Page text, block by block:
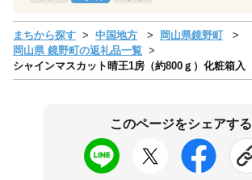
まちから探す 中国地方
岡山県鏡野町
岡山県 鏡野町の返礼品一覧
シャインマスカット晴王1房（約800ｇ）化粧箱入
このページをシェアする